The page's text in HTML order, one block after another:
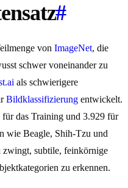
#
von ImageNet, die
schwer voneinander zu
als schwierigere
Bildklassifizierung entwickelt.
das Training und 3.929 für
wie Beagle, Shih-Tzu und
zwingt, subtile, feinkörnige
zu erkennen.